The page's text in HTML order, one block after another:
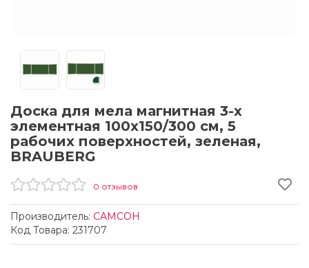
Доска для мела магнитная 3-х
элементная 100х150/300 см, 5
рабочих поверхностей, зеленая,
BRAUBERG
0 отзывов
Производитель: САМСОН
Код Товара: 231707